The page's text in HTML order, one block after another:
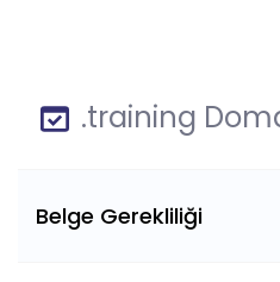
.training
Belge Gerekliliği